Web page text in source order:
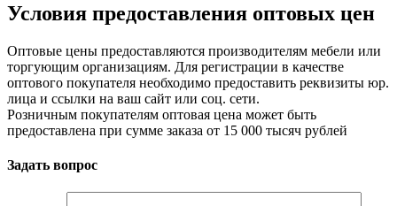
Условия предоставления оптовых цен
Оптовые цены предоставляются производителям мебели или
торгующим организациям. Для регистрации в качестве
оптового покупателя необходимо предоставить реквизиты юр.
лица и ссылки на ваш сайт или соц. сети.
Розничным покупателям оптовая цена может быть
предоставлена при сумме заказа от 15 000 тысяч рублей
Задать вопрос